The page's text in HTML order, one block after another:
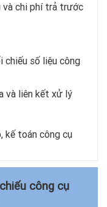
và chi phí trả trước
số liệu công
và liên kết xử lý
kế toán công cụ
công cụ